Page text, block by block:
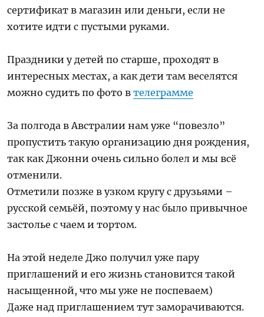
сертификат в магазин или деньги, если не
хотите идти с пустыми руками.
Праздники у детей по старше, проходят в
интересных местах, а как дети там веселятся
можно судить по фото втелеграмме
За полгода в Австралии нам уже “повезло”
пропустить такую организацию дня рождения,
так как Джонни очень сильно болел и мы всё
отменили.
Отметили позже в узком кругу с друзьями –
русской семьёй, поэтому у нас было привычное
застолье с чаем и тортом.
На этой неделе Джо получил уже пару
приглашений и его жизнь становится такой
насыщенной, что мы уже не поспеваем)
Даже над приглашением тут заморачиваются.